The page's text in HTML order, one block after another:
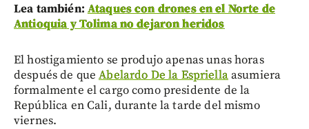
Lea también: Ataques con drones en el Norte de
Antioquia y Tolima no dejaron heridos
El hostigamiento se produjo apenas unas horas
después de queAbelardo De la Espriellaasumiera
formalmente el cargo como presidente de la
República en Cali, durante la tarde del mismo
viernes.